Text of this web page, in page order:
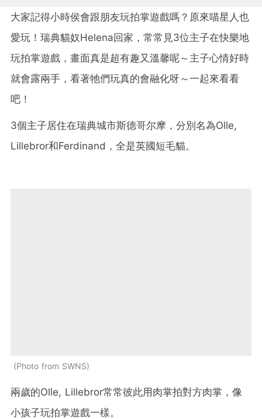
大家記得小時侯會跟朋友玩拍掌遊戲嗎？原來喵星人也
愛玩！瑞典貓奴Helena回家，常常見3位主子在快樂地
玩拍掌遊戲，畫面真是超有趣又溫馨呢～主子心情好時
就會露兩手，看著牠們玩真的會融化呀～一起來看看
吧！
3個主子居住在瑞典城市斯德哥尔摩，分別名為Olle,
Lillebror和Ferdinand，全是英國短毛貓。
Photo from SWNS
兩歲的Olle, Lillebror常常彼此用肉掌拍對方肉掌，像
小孩子玩拍掌遊戲一樣。